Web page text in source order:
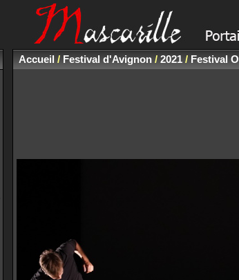
Accueil/ Festival d'Avignon/ 2021/ Festival